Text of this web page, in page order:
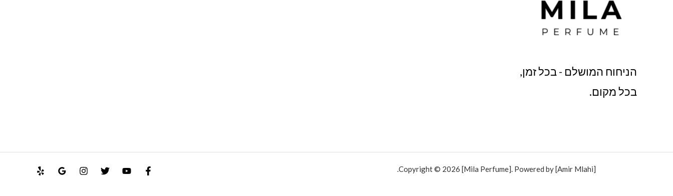
הניחוח המושלם - בכל זמן,
בכל מקום.
Copyright © 2026 [Mila Perfume]. Powered by [Amir Mlahi].